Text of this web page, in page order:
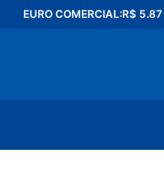
EURO COMERCIAL:R$ 5.87